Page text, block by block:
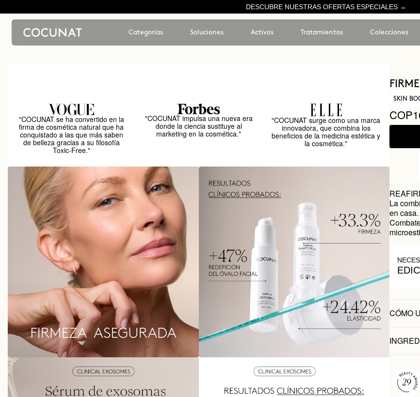
DESCUBRE NUESTRAS OFERTAS ESPECIALES →
Categorías Soluciones Activos Tratamientos Colecciones
"COCUNAT se ha convertido en la
firma de cosmética natural que ha
conquistado a las que más saben
de belleza gracias a su filosofía
Toxic-Free."
"COCUNAT impulsa una nueva era
donde la ciencia sustituye al
marketing en la cosmética."
"COCUNAT surge como una marca
innovadora, que combina los
beneficios de la medicina estética y
la cosmética."
SKIN
La
en casa.
CÓMO